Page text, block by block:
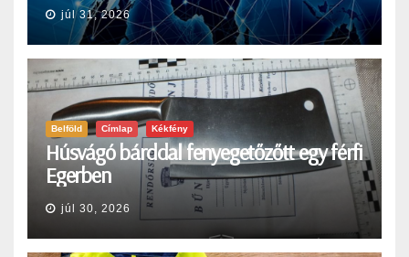
júl 31, 2026
Belföld Címlap Kékfény
Húsvágó bárddal fenyegetőzőtt egy férfi
Egerben
júl 30, 2026